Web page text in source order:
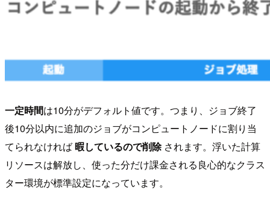
一定時間は10分がデフォルト値です。つまり、ジョブ終了
後10分以内に追加のジョブがコンピュートノードに割り当
てられなければ暇しているので削除されます。浮いた計算
リソースは解放し、使った分だけ課金される良心的なクラス
ター環境が標準設定になっています。